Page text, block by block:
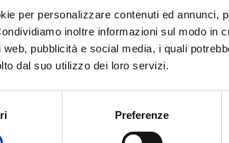
per personalizzare contenuti ed annunci,
inoltre informazioni sul modo in
web, pubblicità e social media, i quali
dal suo utilizzo dei loro servizi.
Preferenze